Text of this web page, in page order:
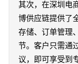
其次，在深圳电
博供应链提供了
存储、订单管理
节。客户只需通
议，即可享受到